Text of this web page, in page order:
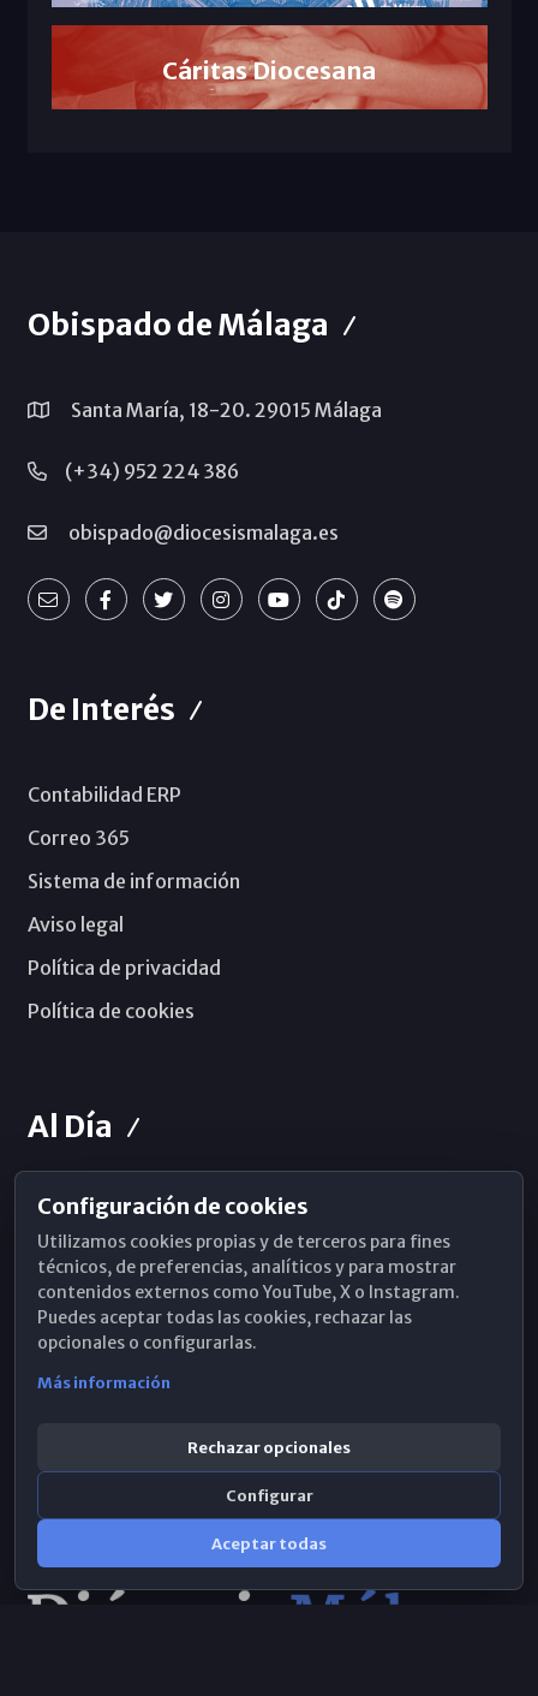
Cáritas Diocesana
Obispado de Málaga
Santa María, 18-20. 29015 Málaga
(+34) 952 224 386
obispado@diocesismalaga.es
De Interés
Contabilidad ERP
Correo 365
Sistema de información
Aviso legal
Política de privacidad
Política de cookies
Al Día
Horarios de Misa
Hemeroteca
WhatsApp
Configuración de cookies
Utilizamos cookies propias y de terceros para fines
técnicos, de preferencias, analíticos y para mostrar
contenidos externos como YouTube, X o Instagram.
Puedes aceptar todas las cookies, rechazar las
opcionales o configurarlas.
Más información
Rechazar opcionales
Configurar
Aceptar todas